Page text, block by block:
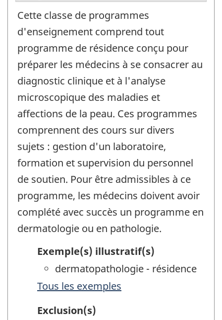
Cette classe de programmes
d'enseignement comprend tout
programme de résidence conçu pour
préparer les médecins à se consacrer au
diagnostic clinique et à l'analyse
microscopique des maladies et
affections de la peau. Ces programmes
comprennent des cours sur divers
sujets : gestion d'un laboratoire,
formation et supervision du personnel
de soutien. Pour être admissibles à ce
programme, les médecins doivent avoir
complété avec succès un programme en
dermatologie ou en pathologie.
Exemple(s) illustratif(s)
dermatopathologie - résidence
Tous les exemples
Exclusion(s)